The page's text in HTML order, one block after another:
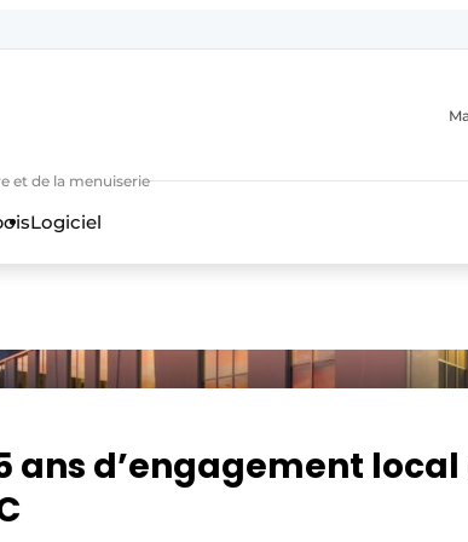
et de la menuiserie
Logiciel
ans d’engagement